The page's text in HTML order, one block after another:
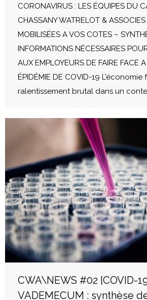
CORONAVIRUS : LES ÉQUIPES DU
CHASSANY WATRELOT &
MOBILISÉES A VOS COTES –
INFORMATIONS NÉCESSAIRES
AUX EMPLOYEURS DE FAIRE FACE A
ÉPIDÉMIE DE COVID-19
ralentissement brutal dans un
CWA\NEWS #02 [COVID-
VADEMECUM : synthèse